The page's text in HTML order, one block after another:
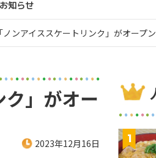
知らせ
ンアイススケートリンク」がオープ
」がオー
2023年12月16日